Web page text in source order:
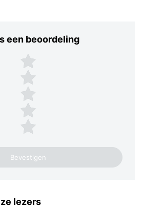
een beoordeling
Plaats een beoordeling
5 sterren
4 sterren
3 sterren
2 sterren
1 ster
lezers